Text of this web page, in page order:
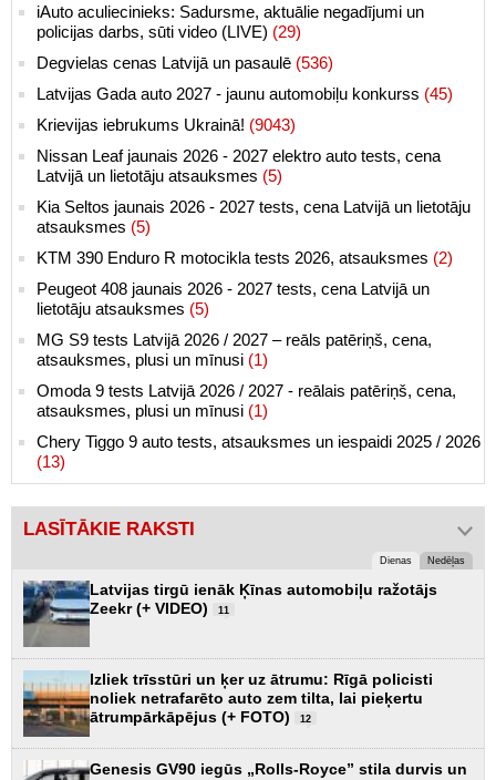
iAuto aculiecinieks: Sadursme, aktuālie negadījumi un
policijas darbs, sūti video (LIVE) (29)
Degvielas cenas Latvijā un pasaulē (536)
Latvijas Gada auto 2027 - jaunu automobiļu konkurss (45)
Krievijas iebrukums Ukrainā! (9043)
Nissan Leaf jaunais 2026 - 2027 elektro auto tests, cena
Latvijā un lietotāju atsauksmes (5)
Kia Seltos jaunais 2026 - 2027 tests, cena Latvijā un lietotāju
atsauksmes (5)
KTM 390 Enduro R motocikla tests 2026, atsauksmes (2)
Peugeot 408 jaunais 2026 - 2027 tests, cena Latvijā un
lietotāju atsauksmes (5)
MG S9 tests Latvijā 2026 / 2027 – reāls patēriņš, cena,
atsauksmes, plusi un mīnusi (1)
Omoda 9 tests Latvijā 2026 / 2027 - reālais patēriņš, cena,
atsauksmes, plusi un mīnusi (1)
Chery Tiggo 9 auto tests, atsauksmes un iespaidi 2025 / 2026
(13)
LASĪTĀKIE RAKSTI
Dienas Nedēļas
Latvijas tirgū ienāk Ķīnas automobiļu ražotājs
Zeekr (+ VIDEO)
11
Izliek trīsstūri un ķer uz ātrumu: Rīgā policisti
noliek netrafarēto auto zem tilta, lai pieķertu
ātrumpārkāpējus (+ FOTO)
12
Genesis GV90 iegūs „Rolls-Royce” stila durvis un